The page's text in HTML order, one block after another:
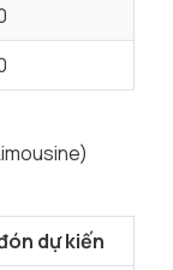
dự kiến